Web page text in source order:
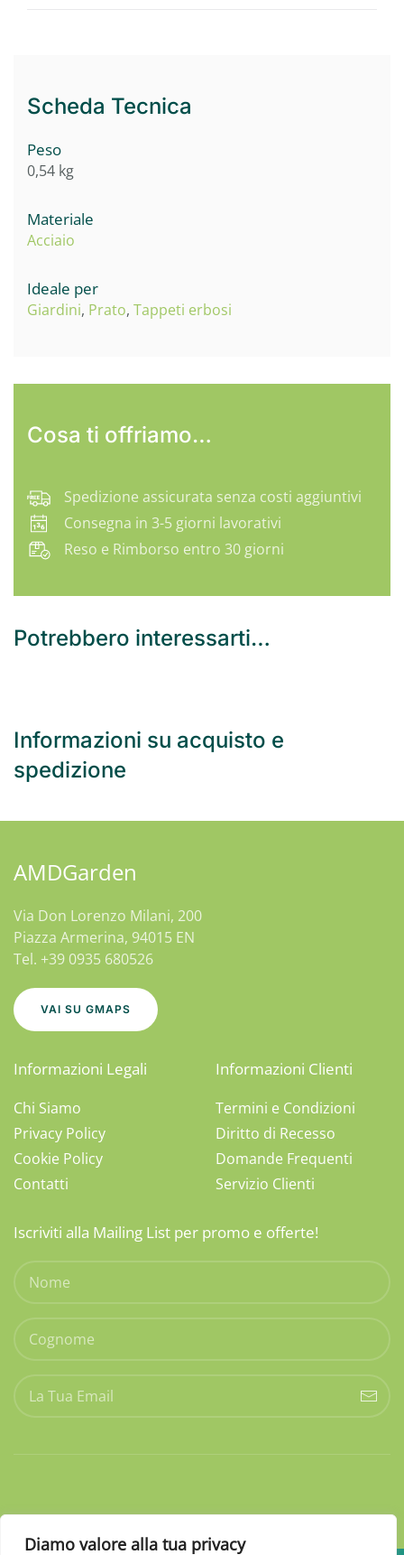
Diamo valore alla tua privacy
Scheda Tecnica
Peso
0,54 kg
Materiale
Acciaio
Ideale per
Giardini, Prato, Tappeti erbosi
Cosa ti offriamo…
Spedizione assicurata senza costi aggiuntivi
Consegna in 3-5 giorni lavorativi
Reso e Rimborso entro 30 giorni
Potrebbero interessarti…
Informazioni su acquisto e
spedizione
AMDGarden
Via Don Lorenzo Milani, 200
Piazza Armerina, 94015 EN
Tel. +39 0935 680526
VAI SU GMAPS
Informazioni Legali
Chi Siamo
Privacy Policy
Cookie Policy
Contatti
Informazioni Clienti
Termini e Condizioni
Diritto di Recesso
Domande Frequenti
Servizio Clienti
Iscriviti alla Mailing List per promo e offerte!